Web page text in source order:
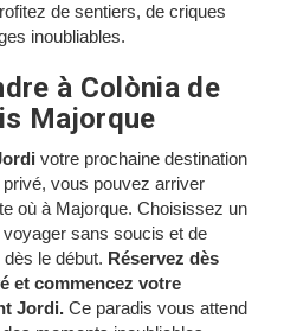
de sentiers, de criques
inoubliables.
à Colònia de
Majorque
votre prochaine destination
vous pouvez arriver
où à Majorque. Choisissez un
sans soucis et de
le début. Réservez dès
et commencez votre
Jordi. Ce paradis vous attend